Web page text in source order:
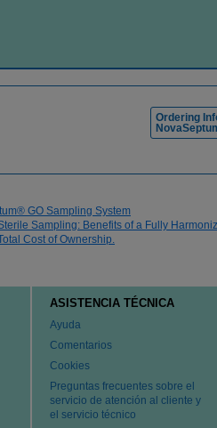
Ordering
GO Sampling System
Sampling: Benefits of a Fully
Cost of Ownership.
ASISTENCIA TÉCNICA
Ayuda
Comentarios
Cookies
Preguntas frecuentes sobre el
servicio de atención al cliente y
el servicio técnico